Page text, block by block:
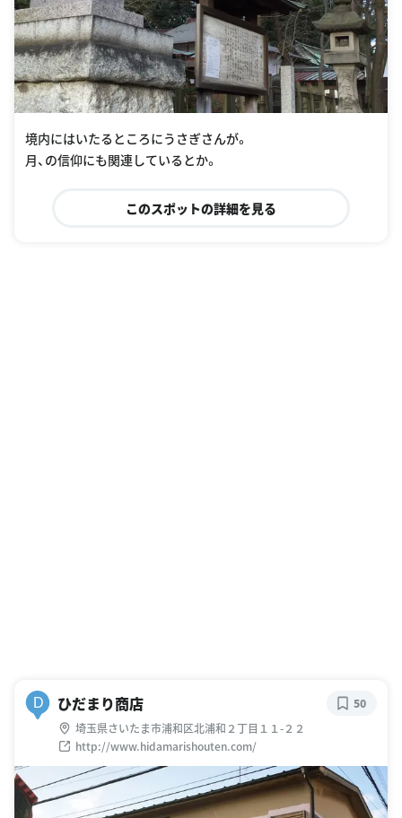
境内にはいたるところにうさぎさんが。
月、の信仰にも関連しているとか。
このスポットの詳細を見る
D ひだまり商店
埼玉県さいたま市浦和区北浦和２丁目１１-２２
http://www.hidamarishouten.com/
50